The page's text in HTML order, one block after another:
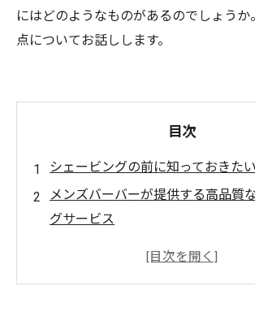
にはどのようなものがあるのでしょうか
点についてお話しします。
目次
シェービングの前に知っておきた
メンズバーバーが提供する高品質
グサービス
ヒゲの悩みを解消するシェービン